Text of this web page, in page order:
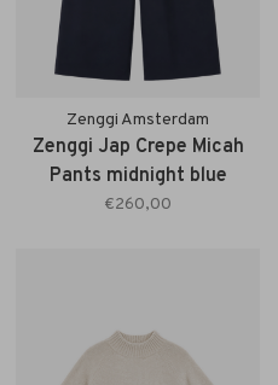
Zenggi Amsterdam
Zenggi Jap Crepe Micah
Pants midnight blue
€260,00